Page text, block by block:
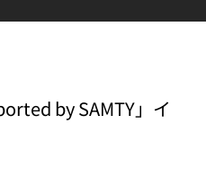
by SAMTY」イ